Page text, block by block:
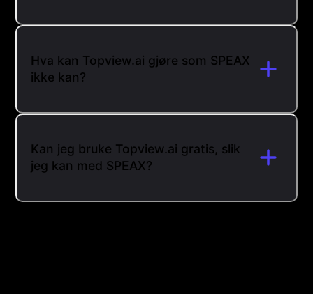
Hva kan Topview.ai gjøre som SPEAX
ikke kan?
Kan jeg bruke Topview.ai gratis, slik
jeg kan med SPEAX?